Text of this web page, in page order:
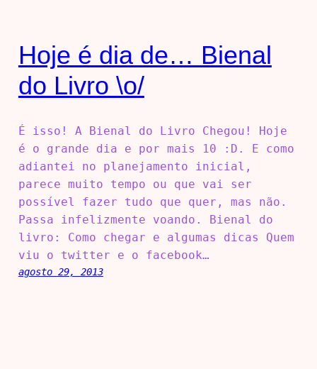
Hoje é dia de… Bienal
do Livro \o/
É isso! A Bienal do Livro Chegou! Hoje
é o grande dia e por mais 10 :D. E como
adiantei no planejamento inicial,
parece muito tempo ou que vai ser
possível fazer tudo que quer, mas não.
Passa infelizmente voando. Bienal do
livro: Como chegar e algumas dicas Quem
viu o twitter e o facebook…
agosto 29, 2013